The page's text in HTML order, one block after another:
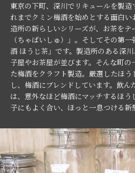
東京の下町、深川でリキュールを製
れまでクミン梅酒を始めとする面白
造所の新らしいシリーズが、お茶を
（ちゃばいしゅ）」。そしてその第
酒 ほうじ茶」です。製造所のある深
子屋やお茶屋が並びます。そんな町の
た梅酒をクラフト製造。厳選したほ
し、梅酒にブレンドしています。飲ん
は、意外なほど梅酒にマッチするほ
子にもよく合い、ほっと一息つける新